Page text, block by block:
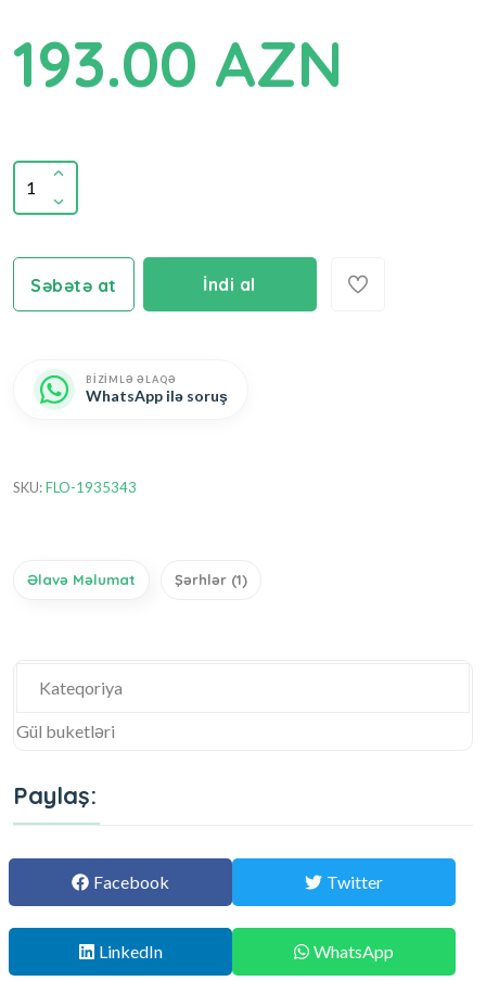
193.00 AZN
Səbətə at İndi al
BİZİMLƏ ƏLAQƏ
WhatsApp ilə soruş
SKU:FLO-1935343
Əlavə Məlumat Şərhlər (1)
Kateqoriya
Gül buketləri
Paylaş:
Facebook Twitter
LinkedIn WhatsApp